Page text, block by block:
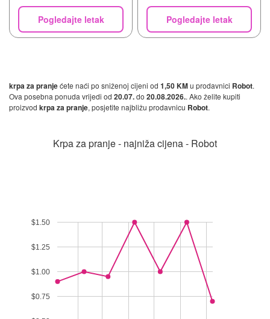
Pogledajte letak Pogledajte letak
krpa za pranjećete naći po sniženoj cijeni od 1,50 KMu prodavnici Robot.
Ova posebna ponuda vrijedi od 20.07.do 20.08.2026.. Ako želite kupiti
proizvod krpa za pranje, posjetite najbližu prodavnicu Robot.
Krpa za pranje - najniža cijena - Robot
$0.75
$1.00
$1.25
$1.50